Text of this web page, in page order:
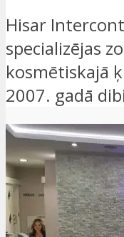
Hisar
specializējas
kosmētiskajā
2007. gadā